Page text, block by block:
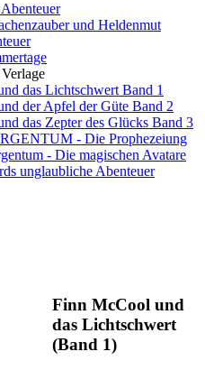
und Heldenmut
das Lichtschwert Band 1
der Apfel der Güte Band 2
das Zepter des Glücks Band 3
- Die Prophezeiung
- Die magischen Avatare
unglaubliche Abenteuer
Finn McCool und
das Lichtschwert
(Band 1)